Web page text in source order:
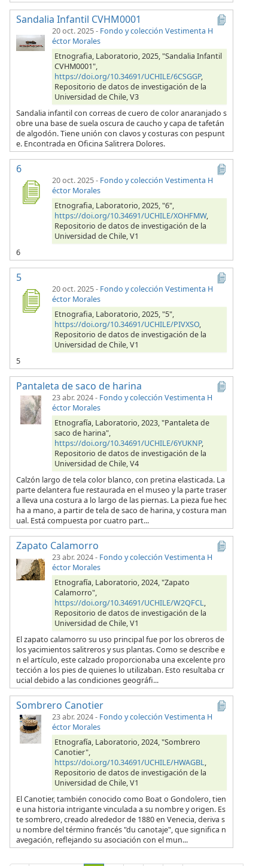
Sandalia Infantil CVHM0001
20 oct. 2025- Fondo y colección Vestimenta H
éctor Morales
Etnografia, Laboratorio, 2025, "Sandalia Infantil
CVHM0001",
https://doi.org/10.34691/UCHILE/6CSGGP,
Repositorio de datos de investigación de la
Universidad de Chile, V3
Sandalia infantil con correas de cuero de color anaranjado s
obre una base de suela oscura de caucho y capa de tafetán
de algodón. Tiene unión con clavos y costuras con pespunt
e. Encontrada en Oficina Salitrera Dolores.
6
20 oct. 2025- Fondo y colección Vestimenta H
éctor Morales
Etnografia, Laboratorio, 2025, "6",
https://doi.org/10.34691/UCHILE/XOHFMW,
Repositorio de datos de investigación de la
Universidad de Chile, V1
6
5
20 oct. 2025- Fondo y colección Vestimenta H
éctor Morales
Etnografia, Laboratorio, 2025, "5",
https://doi.org/10.34691/UCHILE/PIVXSO,
Repositorio de datos de investigación de la
Universidad de Chile, V1
5
Pantaleta de saco de harina
23 abr. 2024- Fondo y colección Vestimenta H
éctor Morales
Etnografía, Laboratorio, 2023, "Pantaleta de
saco de harina",
https://doi.org/10.34691/UCHILE/6YUKNP,
Repositorio de datos de investigación de la
Universidad de Chile, V4
Calzón largo de tela color blanco, con pretina elasticada. La
parte delantera fue restaurada en el museo y la parte traser
a lleva una costura a lo largo de las piernas. La pieza fue hec
ha a mano, a partir de tela de saco de harina, y costura man
ual. Está compuesta por cuatro part...
Zapato Calamorro
23 abr. 2024- Fondo y colección Vestimenta H
éctor Morales
Etnografía, Laboratorio, 2024, "Zapato
Calamorro",
https://doi.org/10.34691/UCHILE/W2QFCL,
Repositorio de datos de investigación de la
Universidad de Chile, V1
El zapato calamorro su uso principal fue por los obreros de
los yacimientos salitreros y sus plantas. Como se describe e
n el artículo, este calzado proporcionaba una excelente pro
tección a los pies de quienes lo utilizaban. Esto resultaba cr
ucial debido a las condiciones geográfi...
Sombrero Canotier
23 abr. 2024- Fondo y colección Vestimenta H
éctor Morales
Etnografía, Laboratorio, 2024, "Sombrero
Canotier",
https://doi.org/10.34691/UCHILE/HWAGBL,
Repositorio de datos de investigación de la
Universidad de Chile, V1
El Canotier, también conocido como Boat o Gondolero, tien
e una historia intrigante vinculada a su nombre y origen. Es
te sombrero, creado alrededor de 1880 en Venecia, deriva s
u nombre del término francés "du canotaje", que significa n
avegación, reflejando su asociación con el mun...